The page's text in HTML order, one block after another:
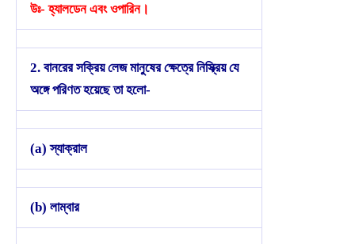
উঃ- হ্যালডেন এবং ওপারিন।
2. বানরের সক্রিয় লেজ মানুষের ক্ষেত্রে নিস্ক্রিয় যে
অঙ্গে পরিণত হয়েছে তা হলো-
(a) স্যাক্রাল
(b) লাম্বার